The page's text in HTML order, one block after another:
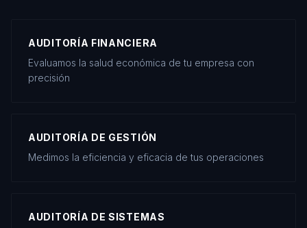
AUDITORÍA FINANCIERA
Evaluamos la salud económica de tu empresa con
precisión
AUDITORÍA DE GESTIÓN
Medimos la eficiencia y eficacia de tus operaciones
AUDITORÍA DE SISTEMAS